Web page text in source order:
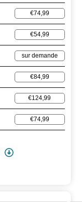
€74,99
€54,99
sur demande
€84,99
€124,99
€74,99